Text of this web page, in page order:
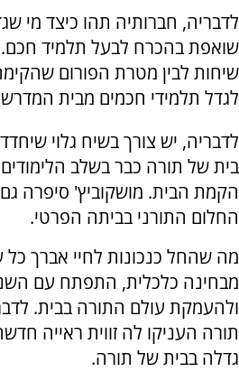
לדבריה, חברותיה תהו כיצד מי
שואפת בהכרח לבעל תלמיד חכם.
שיחות לבין מטרת הפורום
לגדל תלמידי חכמים מבית
לדבריה, יש צורך בשיח גלוי
בית של תורה כבר בשלב
הקמת הבית. מושקוביץ' סיפרה
החלום התורני בביתה הפרטי.
מה שהחל כנכונות לחיי אברך
מבחינה כלכלית, התפתח עם
ולהעמקת עולם התורה בבית.
תורה העניקו לה זווית ראייה
גדלה בבית של תורה.